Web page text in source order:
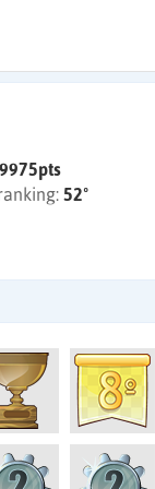
9975pts
52º